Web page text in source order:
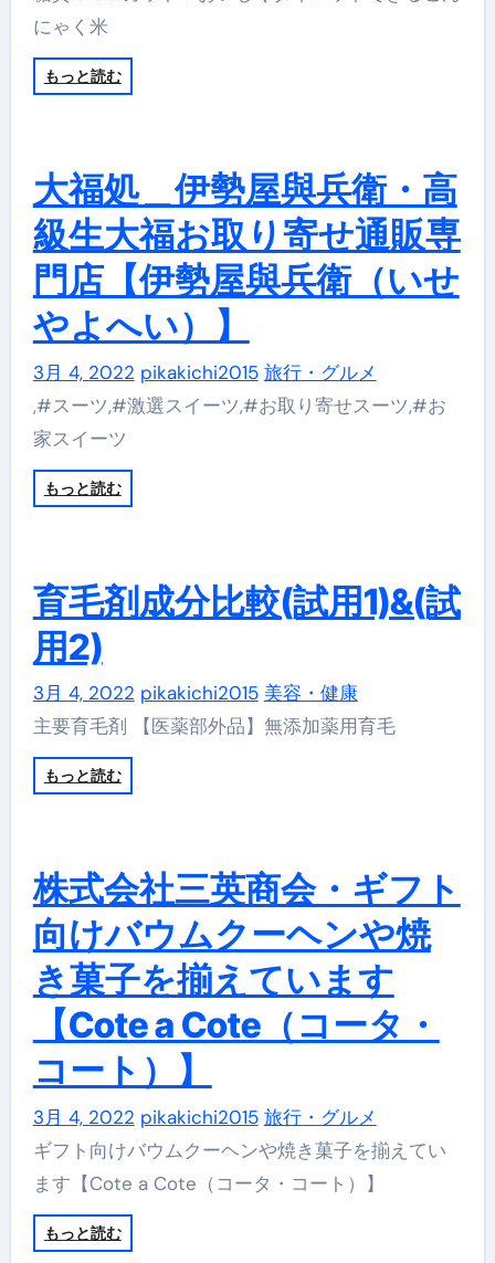
にゃく米
もっと読む
大福処＿伊勢屋與兵衛・高
級生大福お取り寄せ通販専
門店【伊勢屋與兵衛（いせ
やよへい）】
3月 4, 2022 pikakichi2015 旅行・グルメ
,#スーツ,#激選スイーツ,#お取り寄せスーツ,#お
家スイーツ
もっと読む
育毛剤成分比較(試用1)&(試
用2)
3月 4, 2022 pikakichi2015 美容・健康
主要育毛剤 【医薬部外品】無添加薬用育毛
もっと読む
株式会社三英商会・ギフト
向けバウムクーヘンや焼
き菓子を揃えています
【Cote a Cote（コータ・
コート）】
3月 4, 2022 pikakichi2015 旅行・グルメ
ギフト向けバウムクーヘンや焼き菓子を揃えてい
ます【Cote a Cote（コータ・コート）】
もっと読む